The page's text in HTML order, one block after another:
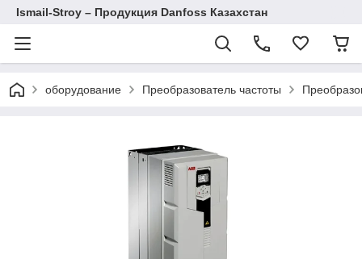
Ismail-Stroy – Продукция Danfoss Казахстан
оборудование Преобразователь частоты